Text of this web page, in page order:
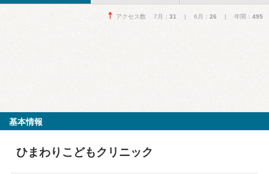
アクセス数 7月： 31 | 6月： 26 | 年間： 495
基本情報
ひまわりこどもクリニック